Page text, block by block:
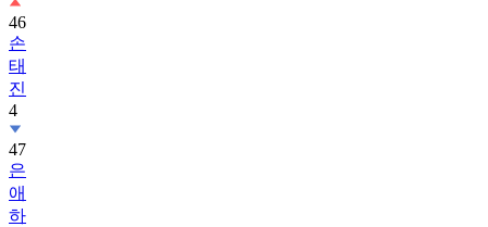
46
손
태
진
4
47
은
애
하